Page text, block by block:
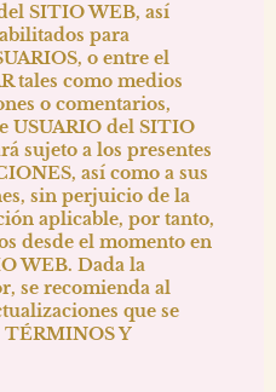
SITIO WEB, así
para
o entre el
tales como medios
o comentarios,
USUARIO del SITIO
sujeto a los presentes
así como a sus
sin perjuicio de la
aplicable, por tanto,
desde el momento en
WEB. Dada la
se recomienda al
que se
TÉRMINOS Y